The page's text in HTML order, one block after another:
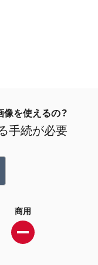
を使えるの？
手続が必要
商用